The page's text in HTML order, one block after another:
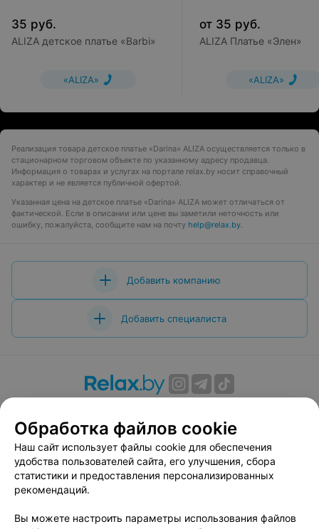
35 руб.
ALIZA детское платье «Barbi»
«ALIZA»
от 35 руб.
ALIZA Платье «Элен»
«ALIZA»
Реализация товара детское платье «Darina» ALIZA осуществляется только в
стационарном торговом объекте по указанному адресу продавца.
Информация о товарах и услугах на портале relax.by носит справочный
характер и не является публичной офертой.
Указанная цена на детское платье «Darina» ALIZA может отличаться от
фактической. Если в описании или цене вы заметили неточность или
ошибку, пожалуйста, сообщите нам на почту help@relax.by.
Добавить компанию
Добавить специалиста
Вакансии
Публичный договор
Способы оплаты
Публичный договор по использованию сервиса
«Афиша»
Пользовательское соглашение
Связаться по вопросам сотрудничества
Обработка файлов cookie
Наш сайт использует файлы cookie для обеспечения
удобства пользователей сайта, его улучшения, сбора
статистики и предоставления персонализированных
рекомендаций.
Вы можете настроить параметры использования файлов